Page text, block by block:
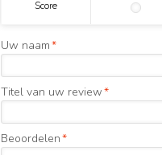
Score
*
Uw naam
*
Titel van uw review
*
Beoordelen